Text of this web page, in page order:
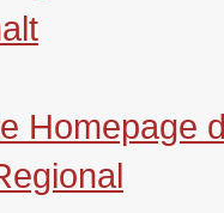
Homepage